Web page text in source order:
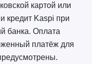
картой или
кредит Kaspi при
банка. Оплата
платёж для